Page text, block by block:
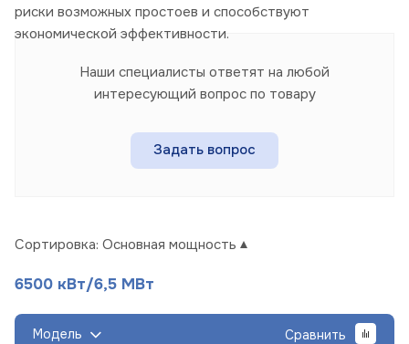
риски возможных простоев и способствуют
экономической эффективности.
Наши специалисты ответят на любой
интересующий вопрос по товару
Задать вопрос
Сортировка: Основная мощность
6500 кВт/6,5 МВт
Модель Сравнить